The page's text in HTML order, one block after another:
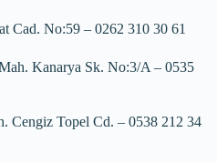
Cad. No:59 – 0262 310 30 61
Kanarya Sk. No:3/A – 0535
Cengiz Topel Cd. – 0538 212 34